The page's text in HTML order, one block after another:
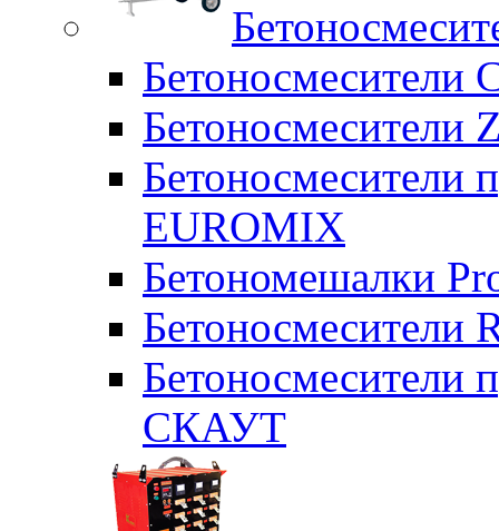
Бетоносмесители
Бетоносмесители
Бетоносмесители
EUROMIX
Бетономешалки
Бетоносмесители
Бетоносмесители
СКАУТ